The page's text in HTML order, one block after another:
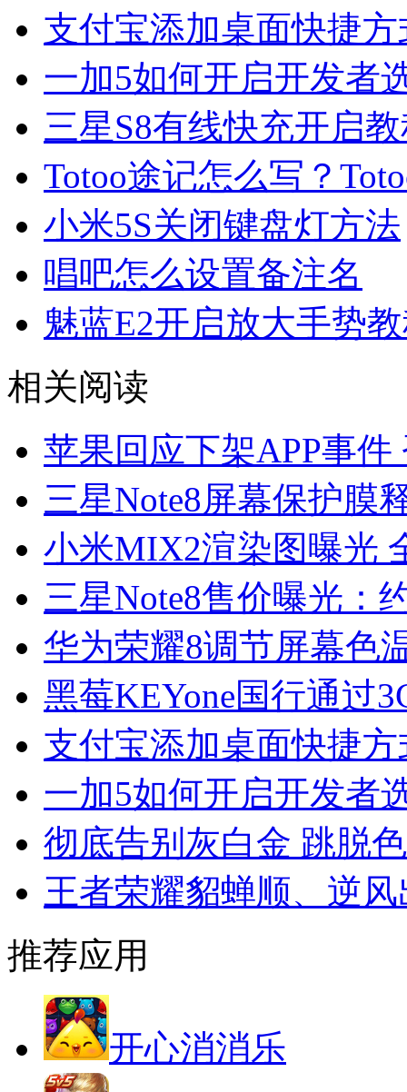
支付宝添加桌面快捷
一加5如何开启开发者
三星S8有线快充开启
Totoo途记怎么写？
小米5S关闭键盘灯方法
唱吧怎么设置备注名
魅蓝E2开启放大手势
相关阅读
苹果回应下架APP事件
三星Note8屏幕保护膜
小米MIX2渲染图曝光
三星Note8售价曝光：
华为荣耀8调节屏幕色
黑莓KEYone国行通过
支付宝添加桌面快捷
一加5如何开启开发者
彻底告别灰白金 跳脱
王者荣耀貂蝉顺、逆
推荐应用
开心消消乐